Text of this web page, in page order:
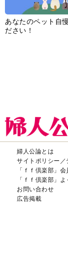
あなたのペット自
ださい！
婦人公論とは
サイトポリシー／
「ｆｆ倶楽部」
「ｆｆ倶楽部」
お問い合わせ
広告掲載